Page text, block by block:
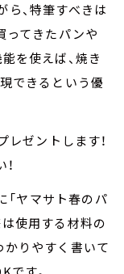
、特筆すべきは
ってきたパンや
を使えば、焼き
できるという優
レゼントします！
「ヤマサト春のパ
使用する材料の
かりやすく書いて